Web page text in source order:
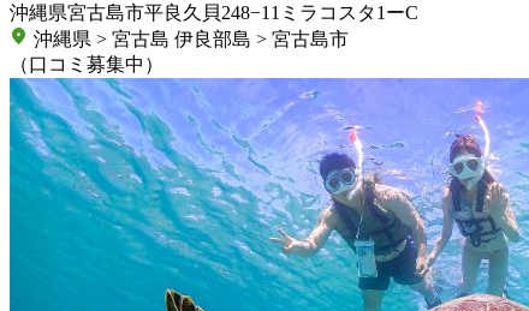
沖縄県宮古島市平良久貝248−11ミラコスタ1ーC
沖縄県 > 宮古島 伊良部島 > 宮古島市
（口コミ募集中）